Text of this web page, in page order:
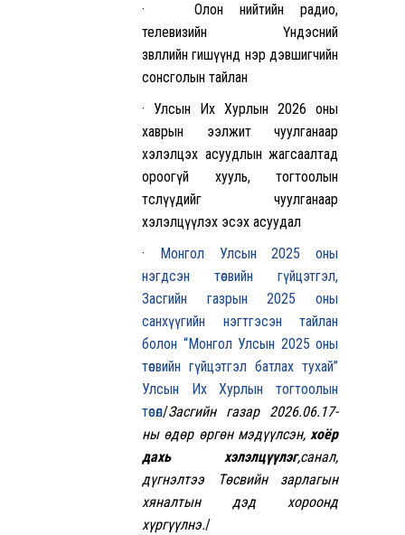
· Олон нийтийн радио,
телевизийн Үндэсний
зөвлөлийн гишүүнд нэр дэвшигчийн
сонсголын тайлан
· Улсын Их Хурлын 2026 оны
хаврын ээлжит чуулганаар
хэлэлцэх асуудлын жагсаалтад
ороогүй хууль, тогтоолын
төслүүдийг чуулганаар
хэлэлцүүлэх эсэх асуудал
· Монгол Улсын 2025 оны
нэгдсэн төсвийн гүйцэтгэл,
Засгийн газрын 2025 оны
санхүүгийн нэгтгэсэн тайлан
болон “Монгол Улсын 2025 оны
төсвийн гүйцэтгэл батлах тухай”
Улсын Их Хурлын тогтоолын
төсөл/Засгийн газар 2026.06.17-
ны өдөр өргөн мэдүүлсэн, хоёр
дахь хэлэлцүүлэг,санал,
дүгнэлтээ Төсвийн зарлагын
хяналтын дэд хороонд
хүргүүлнэ./